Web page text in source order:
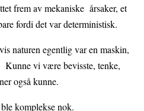
frem av mekaniske årsaker, et
fordi det var deterministisk.
naturen egentlig var en maskin,
Kunne vi være bevisste, tenke,
også kunne.
komplekse nok.